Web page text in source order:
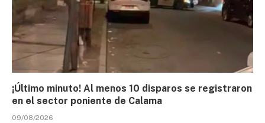
¡Último minuto! Al menos 10 disparos se registraron
en el sector poniente de Calama
09/08/2026